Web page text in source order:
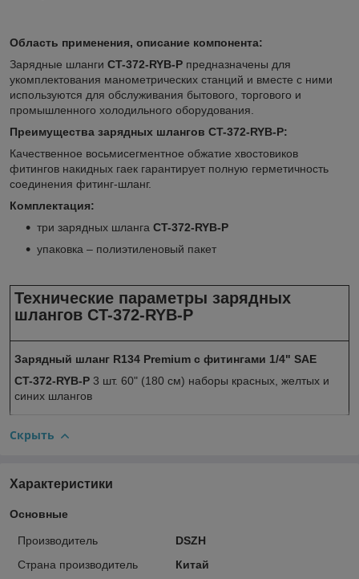
Область применения, описание компонента:
Зарядные шланги CT-372-RYB-P предназначены для
укомплектования манометрических станций и вместе с ними
используются для обслуживания бытового, торгового и
промышленного холодильного оборудования.
Преимущества зарядных шлангов CT-372-RYB-P:
Качественное восьмисегментное обжатие хвостовиков
фитингов накидных гаек гарантирует полную герметичность
соединения фитинг-шланг.
Комплектация:
три зарядных шланга CT-372-RYB-P
упаковка – полиэтиленовый пакет
Технические параметры зарядных
шлангов CT-372-RYB-P
Зарядный шланг R134 Premium с фитингами 1/4" SAE
CT-372-RYB-P 3 шт. 60" (180 см) наборы красных, желтых и
синих шлангов
Скрыть
Характеристики
Основные
Производитель
DSZH
Страна производитель
Китай